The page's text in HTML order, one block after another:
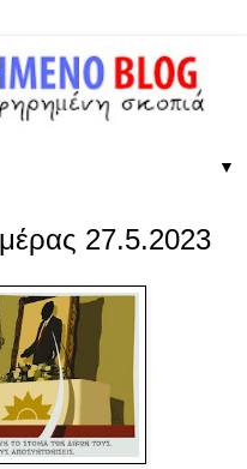
▼
27.5.2023